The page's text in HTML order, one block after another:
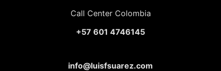
Call Center Colombia
+57 601 4746145
info@luisfsuarez.com